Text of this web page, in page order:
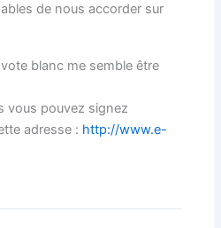
de nous accorder sur
blanc me semble être
vous pouvez signez
adresse : http://www.e-